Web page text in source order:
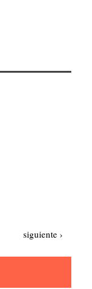
Siguiente
siguiente ›